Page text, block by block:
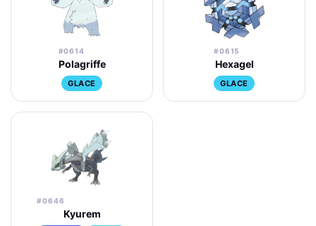
#0614
Polagriffe
GLACE
#0615
Hexagel
GLACE
#0646
Kyurem